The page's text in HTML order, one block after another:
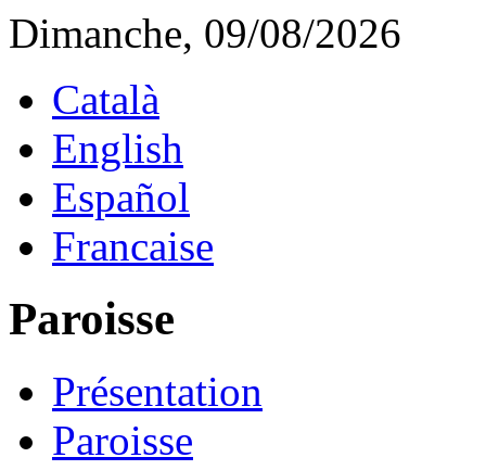
Dimanche, 09/08/2026
Català
English
Español
Francaise
Paroisse
Présentation
Paroisse